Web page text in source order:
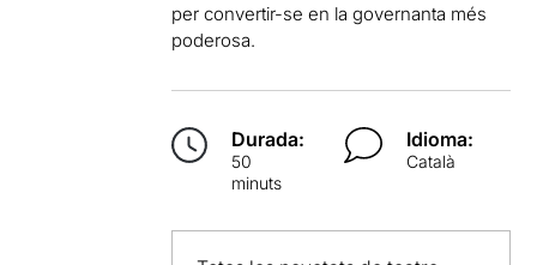
per convertir-se en la governanta més
poderosa.
Durada:
50
minuts
Idioma:
Català